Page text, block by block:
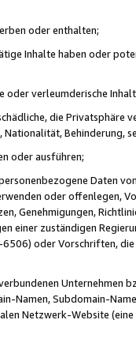
oder enthalten;
Inhalte haben oder
oder verleumderische
die Privatsphäre
Behinderung,
oder ausführen;
Daten
oder offenlegen,
Genehmigungen,
einer zuständigen
oder Vorschriften,
Unternehmen
Namen, Subdomain-
Netzwerk-Website